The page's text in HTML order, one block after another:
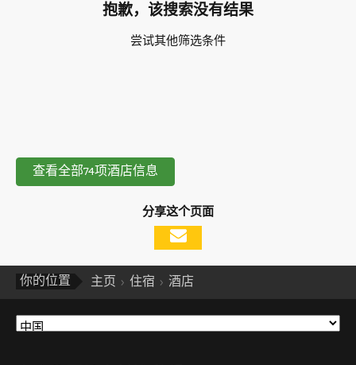
抱歉，该搜索没有结果
尝试其他筛选条件
查看全部74项酒店信息
分享这个页面
你的位置 主页 住宿 酒店